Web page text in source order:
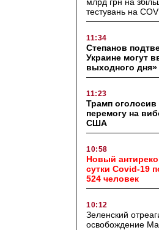
тестувань на
11:34
Степанов
Украине могут
выходного дня»
11:23
Трамп
перемогу на
США
10:58
Новый
сутки Covid-19
524 человек
10:12
Зеленский
освобождение